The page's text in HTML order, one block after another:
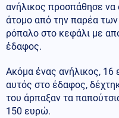
ανήλικος προσπάθησε να
άτομο από την παρέα
ρόπαλο στο κεφάλι με
έδαφος.
Ακόμα ένας ανήλικος, 16
αυτός στο έδαφος,
του άρπαξαν τα
150 ευρώ.